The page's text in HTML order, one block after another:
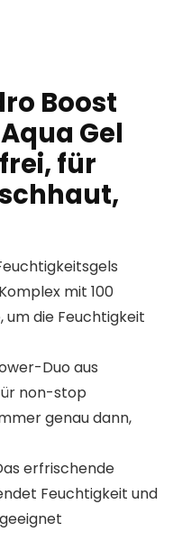
Boost
Gel
für
mit 100
um die Feuchtigkeit
Duo aus
non-stop
genau dann,
erfrischende
Feuchtigkeit und